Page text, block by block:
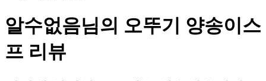
알수없음님의 오뚜기 양송이스
프 리뷰